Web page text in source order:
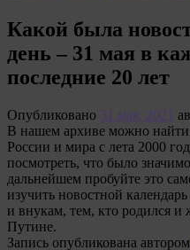
Какой была
день – 31 мая в
последние 20 лет
Опубликовано 31 мая, 2021
В нашем архиве можно найти
России и мира с лета 2000
посмотреть, что было
дальнейшем пробуйте это
изучить новостной
и внукам, тем, кто родился
Путине.
Запись опубликована автором